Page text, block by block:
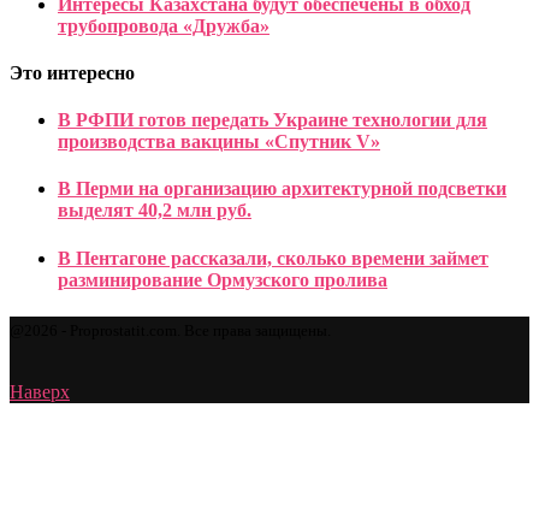
трубопровода «Дружба»
Это интересно
В РФПИ готов передать Украине технологии для
производства вакцины «Спутник V»
В Перми на организацию архитектурной подсветки
выделят 40,2 млн руб.
В Пентагоне рассказали, сколько времени займет
разминирование Ормузского пролива
Наверх